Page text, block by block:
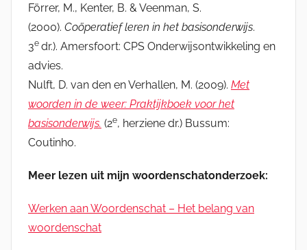
Förrer, M., Kenter, B. & Veenman, S.
(2000). Coöperatief leren in het basisonderwijs.
3e dr.). Amersfoort: CPS Onderwijsontwikkeling en
advies.
Nulft, D. van den en Verhallen, M. (2009). Met
woorden in de weer: Praktijkboek voorhet
basisonderwijs. (2e, herziene dr.) Bussum:
Coutinho.
Meer lezen uit mijn woordenschatonderzoek:
Werken aan Woordenschat – Het belang van
woordenschat